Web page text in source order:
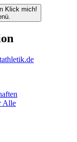
Klick mich!
Alle